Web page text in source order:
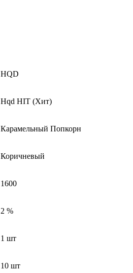
HQD
Hqd HIT (Хит)
Карамельный Попкорн
Коричневый
1600
2 %
1 шт
10 шт